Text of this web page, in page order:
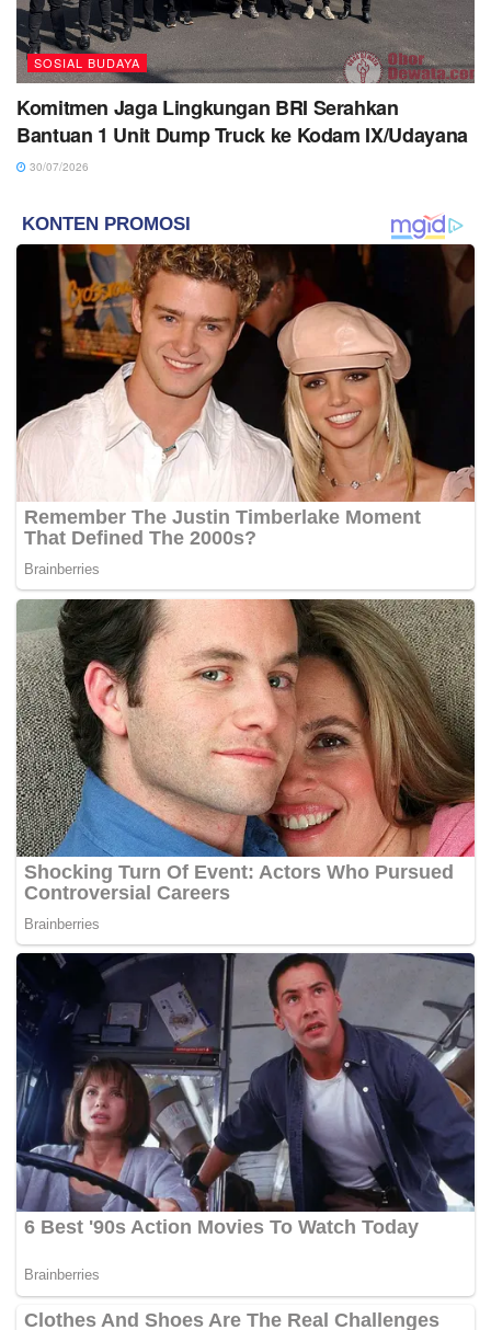
SOSIAL BUDAYA
Komitmen Jaga Lingkungan BRI Serahkan
Bantuan 1 Unit Dump Truck ke Kodam IX/Udayana
30/07/2026